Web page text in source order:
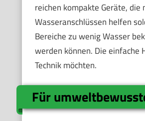
reichen kompakte Geräte,
Wasseranschlüssen helfen
Bereiche zu wenig Wasser
werden können. Die einfache
Technik möchten.
Für